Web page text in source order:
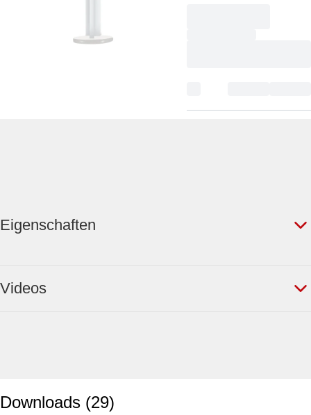
Eigenschaften
Videos
Downloads (29)